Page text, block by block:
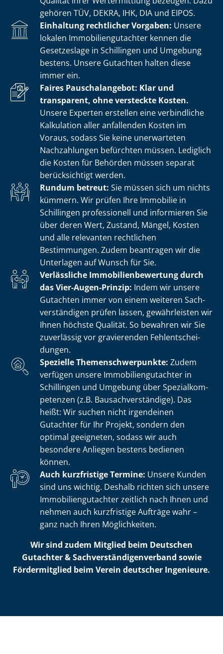
gehören TÜV, DEKRA, IHK, DIA und EIPOS.
Einhaltung rechtlicher Vorgaben: Unsere
lokalen Im­mo­bi­li­en­gut­ach­ter kennen die
Gesetzeslage in Schillingen und Umgebung
bestens. Unsere Gutachten halten diese
immer ein.
Faires Pauschalangebot: Klar und
transparent, ohne versteckte Kosten.
Unsere Experten erstellen eine verbindliche
Kalkulation aller anfallenden Kosten im
Voraus, sodass Sie keine unerwarteten
Nachzahlungen befürchten müssen. Lediglich
die Kosten für Behörden müssen separat
berücksichtigt werden.
Rundum betreut: Sie müssen sich um nichts
kümmern. Wir prüfen Ihre Immobilie in
Schillingen professionell und informieren Sie
über deren Wert, Zustand, Mängel, Kosten
und alle relevanten rechtlichen
Bestimmungen. Zudem beantragen wir die
Unterlagen auf Wunsch für Sie.
Verlässliche Im­mo­bi­li­en­be­wer­tung durch
das Vier-Augen-Prinzip: Indem wir unsere
Gutachten immer von einem weiteren Sach­
ver­stän­di­gen prüfen lassen, gewährleisten wir
Ihnen höchste Qualität. So bewahren wir Sie
zuverlässig vor gravierenden Fehl­ent­schei­
dun­gen.
Spezielle The­men­schwer­punk­te: Zudem
verfügen unsere Im­mo­bi­li­en­gut­ach­ter in
Schillingen und Umgebung über Spe­zi­al­kom­
pe­ten­zen (z.B. Bau­sach­ver­stän­di­ge). Das
heißt: Wir suchen nicht irgendeinen
Gutachter für Ihr Projekt, sondern den
optimal geeigneten, sodass wir auch
besondere Anliegen bestens bedienen
können.
Auch kurzfristige Termine: Unsere Kunden
sind uns wichtig. Deshalb richten sich unsere
Im­mo­bi­li­en­gut­ach­ter zeitlich nach Ihnen und
nehmen auch kurzfristige Aufträge wahr –
ganz nach Ihren Möglichkeiten.
Wir sind zudem Mitglied beim Deutschen
Gutachter & Sach­ver­stän­di­gen­ver­band sowie
Fördermitglied beim Verein deutscher Ingenieure.